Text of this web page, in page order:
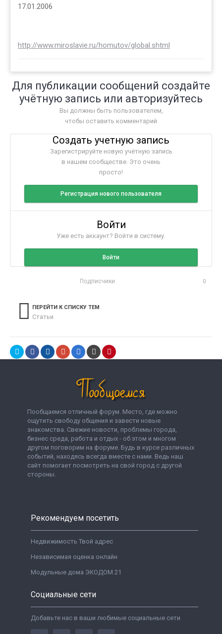
17.01.2006
http://www.miroslavie.ru/homutov/global.shtml
Для публикации сообщений создайте
учётную запись или авторизуйтесь
Вы должны быть пользователем,
чтобы оставить комментарий
Создать учетную запись
Зарегистрируйте новую учётную запись
в нашем сообществе. Это очень
просто!
Регистрация нового пользователя
Войти
Уже есть аккаунт? Войти в систему.
Войти
Подписчики 0
ПЕРЕЙТИ К СПИСКУ ТЕМ
Статьи
Пообщаемся отличный форум. Место, где можно
ощутить свободу общения и завести новые
знакомства. Свежие новости, проблемы города,
бизнес среда, работа и отдых - об этом и многом
другом поговорим на форуме. Будь в курсе различных
событий, находясь всегда вместе с нами. Ведь наш
сайт помогает посмотреть на свой город с другой
стороны.
Рекомендуем посетить
Недвижимость Твой адрес
Независимая оценка онлайн
Модульные дома ЭКОДОМ 21
Социальные сети
Добавьте нас в ваши любимые социальные сети